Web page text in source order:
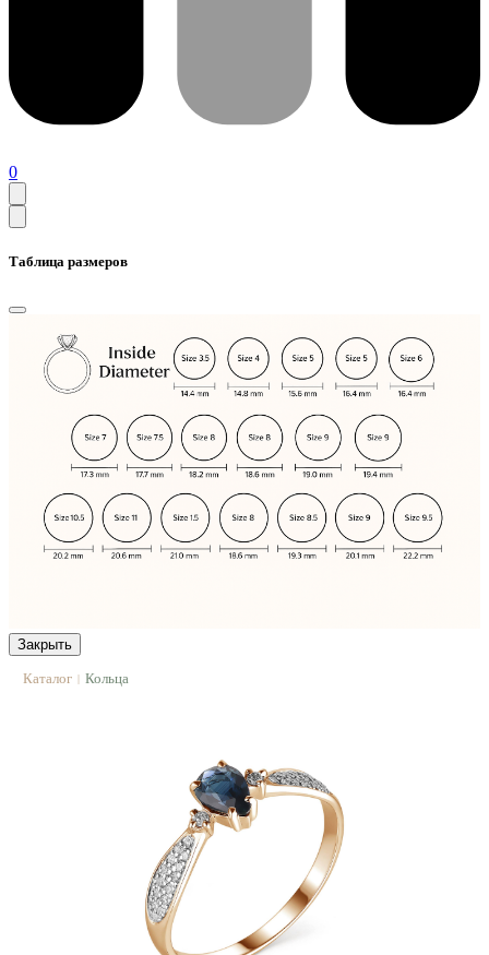
0
Таблица размеров
Закрыть
Каталог | Кольца